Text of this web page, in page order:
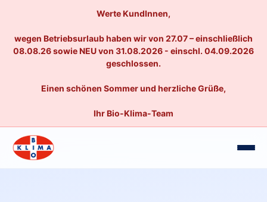
Werte KundInnen,
wegen Betriebsurlaub haben wir von 27.07 – einschließlich
08.08.26 sowie NEU von 31.08.2026 - einschl. 04.09.2026
geschlossen.
Einen schönen Sommer und herzliche Grüße,
Ihr Bio-Klima-Team